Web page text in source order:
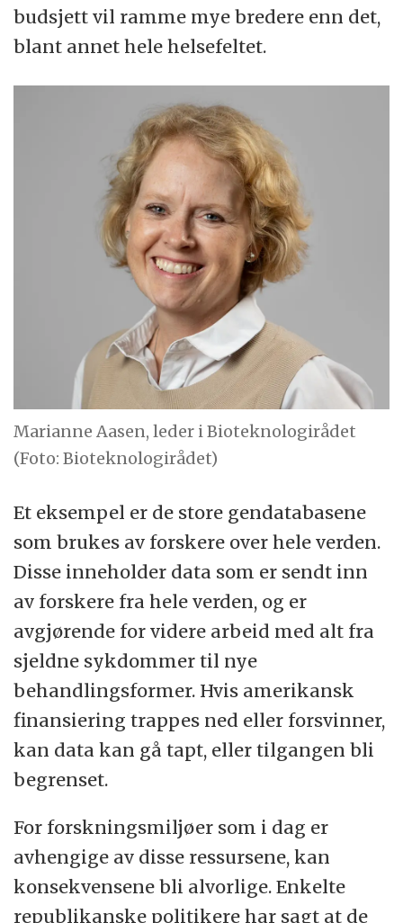
budsjett vil ramme mye bredere enn det,
blant annet hele helsefeltet.
Marianne Aasen, leder i Bioteknologirådet
(Foto: Bioteknologirådet)
Et eksempel er de store gendatabasene
som brukes av forskere over hele verden.
Disse inneholder data som er sendt inn
av forskere fra hele verden, og er
avgjørende for videre arbeid med alt fra
sjeldne sykdommer til nye
behandlingsformer. Hvis amerikansk
finansiering trappes ned eller forsvinner,
kan data kan gå tapt, eller tilgangen bli
begrenset.
For forskningsmiljøer som i dag er
avhengige av disse ressursene, kan
konsekvensene bli alvorlige. Enkelte
republikanske politikere har sagt at de